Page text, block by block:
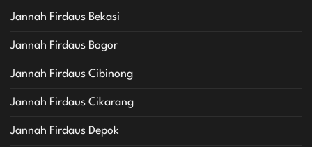
Jannah Firdaus Bekasi
Jannah Firdaus Bogor
Jannah Firdaus Cibinong
Jannah Firdaus Cikarang
Jannah Firdaus Depok